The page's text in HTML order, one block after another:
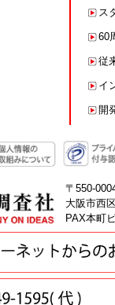
ス
60
従
イ
開
〒550-
大阪市西
PAX本町